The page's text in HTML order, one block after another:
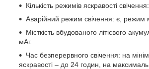
Кількість режимів яскравості
Аварійний режим свічення: є, режим
Місткість вбудованого літієвого
мАг.
Час безперервного свічення: на
яскравості – до 24 годин, на